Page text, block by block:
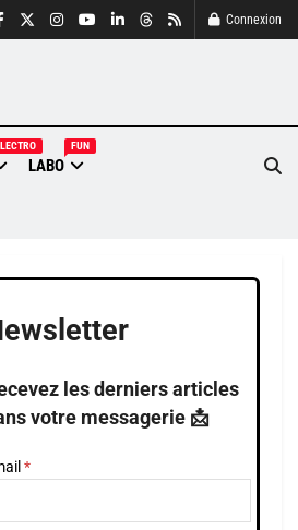
Connexion
LABO
FUN
les derniers articles
votre messagerie 📩